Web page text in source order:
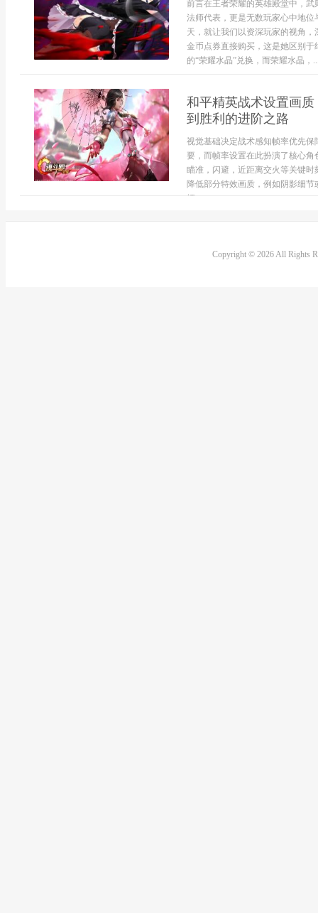
前言在王者荣耀的英雄殿堂中，
法师代表，更是无数玩家心中地
天，就让我们以资深玩家的视角
金币点券直接购买，这是她区别
的“荣耀水晶”兑换，而荣耀水晶，
和平精英战术设置画
到胜利的进阶之路
视觉基础决定战术感知帧率优先
要，而帧率设置在此扮演了核心
瞄准，闪避，近距离交火等关键
降低部分特效画质，例如阴影细
牺...
Copyright © 2026 All Rights